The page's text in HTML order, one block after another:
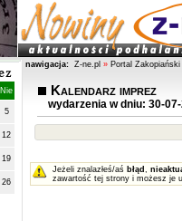
Nie
5
12
19
26
nawigacja: Z-ne.pl » Portal Zakopiański
Kalendarz imprez
wydarzenia w dniu: 30-
Jeżeli znalazłeś/aś błąd ,
zawartość tej strony i możesz je